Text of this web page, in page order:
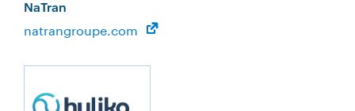
NaTran
natrangroupe.com